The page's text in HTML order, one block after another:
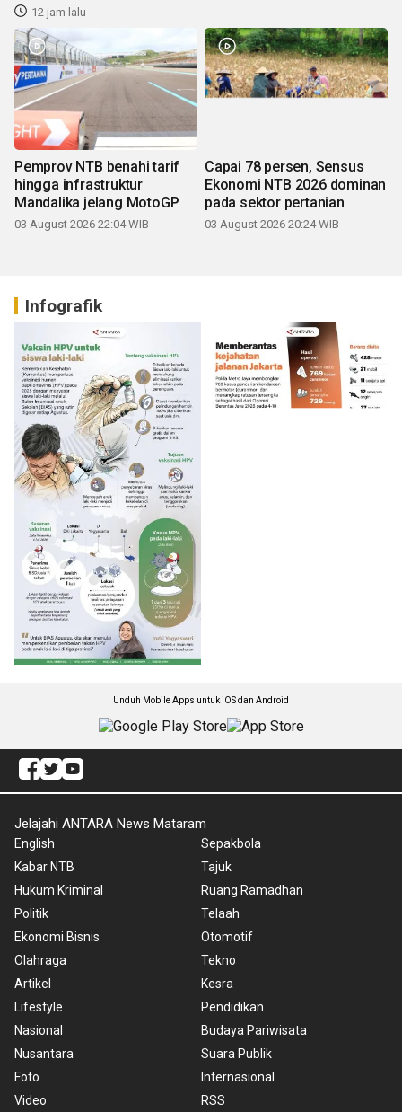
12 jam lalu
Pemprov NTB benahi tarif
hingga infrastruktur
Mandalika jelang MotoGP
03 August 2026 22:04 WIB
Capai 78 persen, Sensus
Ekonomi NTB 2026 dominan
pada sektor pertanian
03 August 2026 20:24 WIB
Infografik
Unduh Mobile Apps untuk iOS dan Android
Jelajahi ANTARA News Mataram
English
Kabar NTB
Hukum Kriminal
Politik
Ekonomi Bisnis
Olahraga
Artikel
Lifestyle
Nasional
Nusantara
Foto
Video
Sepakbola
Tajuk
Ruang Ramadhan
Telaah
Otomotif
Tekno
Kesra
Pendidikan
Budaya Pariwisata
Suara Publik
Internasional
RSS